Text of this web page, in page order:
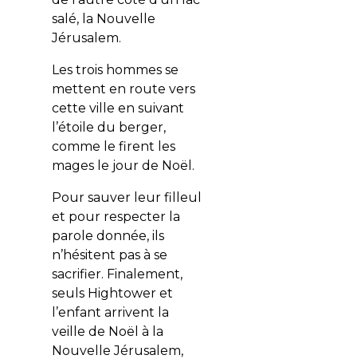
salé, la Nouvelle
Jérusalem.
Les trois hommes se
mettent en route vers
cette ville en suivant
l’étoile du berger,
comme le firent les
mages le jour de Noël.
Pour sauver leur filleul
et pour respecter la
parole donnée, ils
n’hésitent pas à se
sacrifier. Finalement,
seuls Hightower et
l’enfant arrivent la
veille de Noël à la
Nouvelle Jérusalem,